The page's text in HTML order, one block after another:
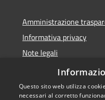
Amministrazione
Informativa privacy
Note legali
Dichiarazione di
Questo sito web utilizza
necessari al corretto